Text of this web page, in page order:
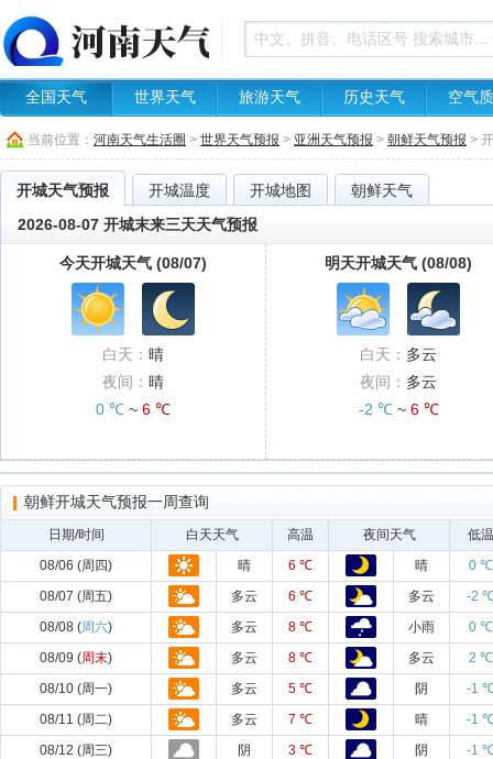
全国天气 世界天气 旅游天气 历史天气 空气
当前位置： 河南天气生活圈 > 世界天气预报 > 亚洲天气预报 > 朝鲜天气预报 >
开城天气预报 开城温度 开城地图
朝鲜天气
2026-08-07 开城末来三天天气预报
今天开城天气 (08/07)
白天： 晴
夜间： 晴
0 ℃ ~ 6 ℃
明天开城天气 (08/08)
白天： 多云
夜间： 多云
-2 ℃~ 6 ℃
朝鲜开城天气预报一周查询
日期/时间 白天天气 高温 夜间天气
低温
08/06 (周四)
晴 6 ℃ 晴
0 ℃
08/07 (周五)
多云 6 ℃ 多云
-2
08/08 (周六) 多云 8 ℃ 小雨
0 ℃
08/09 (周末) 多云 8 ℃ 多云
2 ℃
08/10 (周一)
多云 5 ℃ 阴
-1
08/11 (周二)
多云 7 ℃ 晴
-1
08/12 (周三)
阴 3 ℃ 阴 -1